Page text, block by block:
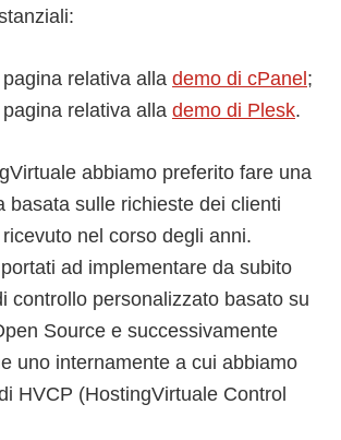
relativa alla demo di cPanel ;
relativa alla demo di Plesk.
abbiamo preferito fare una
basata sulle richieste dei clienti
nel corso degli anni.
ad implementare da subito
controllo personalizzato basato su
Source e successivamente
uno internamente a cui abbiamo
HVCP (HostingVirtuale Control